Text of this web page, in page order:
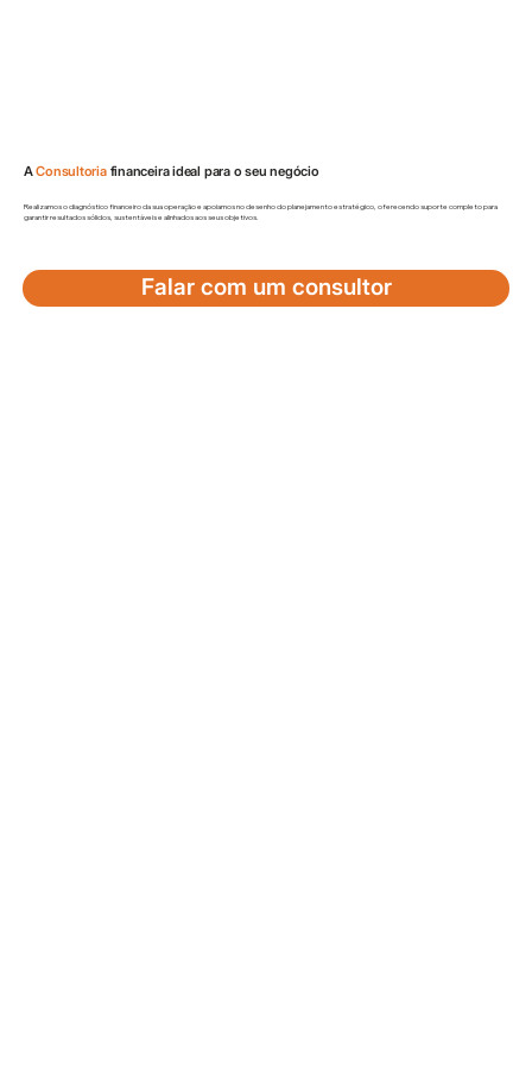
AConsultoriafinanceira ideal para o seu negócio
Realizamos o diagnóstico financeiro da sua operação e apoiamos no desenho do planejamento estratégico, oferecendo suporte completo para
garantir resultados sólidos, sustentáveis e alinhados aos seus objetivos.
Falar com um consultor